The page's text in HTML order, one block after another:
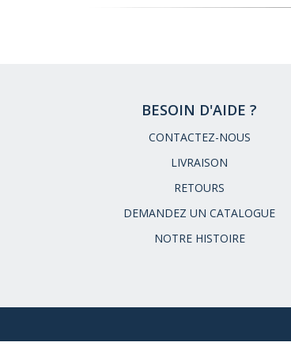
BESOIN D'AIDE ?
CONTACTEZ-NOUS
LIVRAISON
RETOURS
DEMANDEZ UN CATALOGUE
NOTRE HISTOIRE